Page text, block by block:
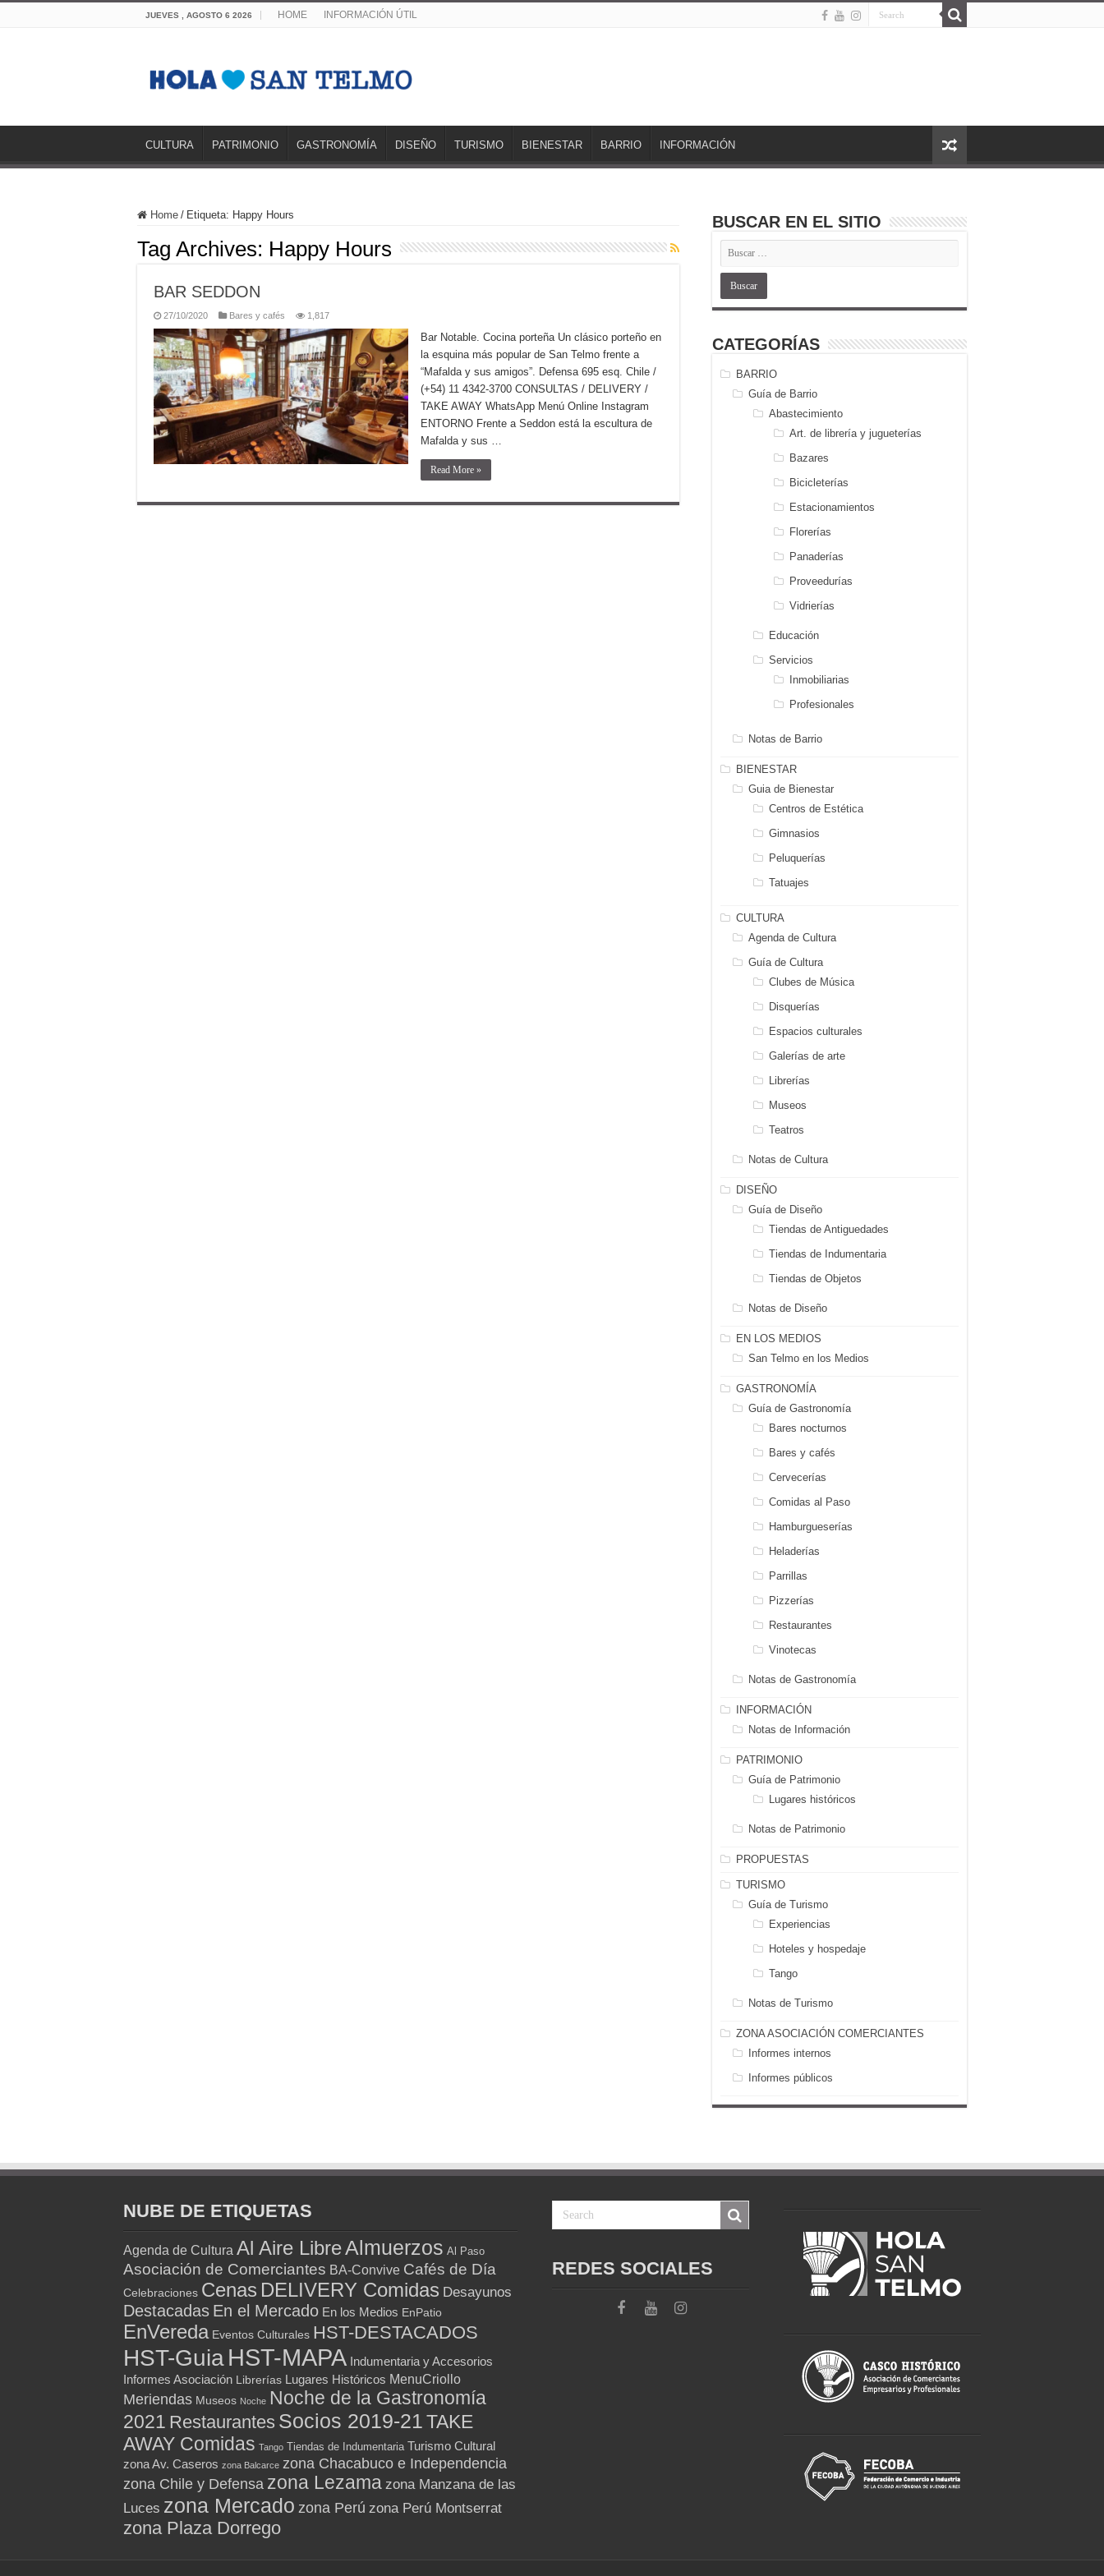
JUEVES , AGOSTO 6 2026 HOME INFORMACIÓN ÚTIL
CULTURA PATRIMONIO GASTRONOMÍA DISEÑO TURISMO BIENESTAR BARRIO INFORMACIÓN
Home / Etiqueta: Happy Hours
Tag Archives: Happy Hours
BAR SEDDON
27/10/2020 Bares y cafés 1,817
Bar Notable. Cocina porteña Un clásico porteño en
la esquina más popular de San Telmo frente a
“Mafalda y sus amigos”. Defensa 695 esq. Chile /
(+54) 11 4342-3700 CONSULTAS / DELIVERY /
TAKE AWAY WhatsApp Menú Online Instagram
ENTORNO Frente a Seddon está la escultura de
Mafalda y sus …
Read More »
BUSCAR EN EL SITIO
CATEGORÍAS
BARRIO
Guía de Barrio
Abastecimiento
Art. de librería y jugueterías
Bazares
Bicicleterías
Estacionamientos
Florerías
Panaderías
Proveedurías
Vidrierías
Educación
Servicios
Inmobiliarias
Profesionales
Notas de Barrio
BIENESTAR
Guia de Bienestar
Centros de Estética
Gimnasios
Peluquerías
Tatuajes
CULTURA
Agenda de Cultura
Guía de Cultura
Clubes de Música
Disquerías
Espacios culturales
Galerías de arte
Librerías
Museos
Teatros
Notas de Cultura
DISEÑO
Guía de Diseño
Tiendas de Antiguedades
Tiendas de Indumentaria
Tiendas de Objetos
Notas de Diseño
EN LOS MEDIOS
San Telmo en los Medios
GASTRONOMÍA
Guía de Gastronomía
Bares nocturnos
Bares y cafés
Cervecerías
Comidas al Paso
Hamburgueserías
Heladerías
Parrillas
Pizzerías
Restaurantes
Vinotecas
Notas de Gastronomía
INFORMACIÓN
Notas de Información
PATRIMONIO
Guía de Patrimonio
Lugares históricos
Notas de Patrimonio
PROPUESTAS
TURISMO
Guía de Turismo
Experiencias
Hoteles y hospedaje
Tango
Notas de Turismo
ZONA ASOCIACIÓN COMERCIANTES
Informes internos
Informes públicos
NUBE DE ETIQUETAS
Agenda de Cultura Al Aire LibreAlmuerzos Al Paso
Asociación de Comerciantes BA-Convive Cafés de Día
Celebraciones Cenas DELIVERY Comidas Desayunos
Destacadas En el Mercado En los Medios EnPatio
EnVereda Eventos Culturales HST-DESTACADOS
HST-Guia HST-MAPA Indumentaria y Accesorios
Informes Asociación Librerías Lugares Históricos MenuCriollo
Meriendas Museos Noche Noche de la Gastronomía
2021 Restaurantes Socios 2019-21TAKE
AWAY Comidas Tango Tiendas de Indumentaria Turismo Cultural
zona Av. Caseros zona Balcarce zona Chacabuco e Independencia
zona Chile y Defensa zona Lezama zona Manzana de las
Luces zona Mercado zona Perú zona Perú Montserrat
zona Plaza Dorrego
REDES SOCIALES